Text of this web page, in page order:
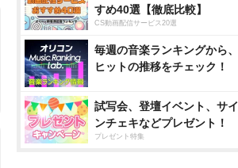
すめ40選【徹底比較】
CS動画配信サービス20選
毎週の音楽ランキングから、
ヒットの推移をチェック！
試写会、登壇イベント、サイ
ンチェキなどプレゼント！
プレゼント特集